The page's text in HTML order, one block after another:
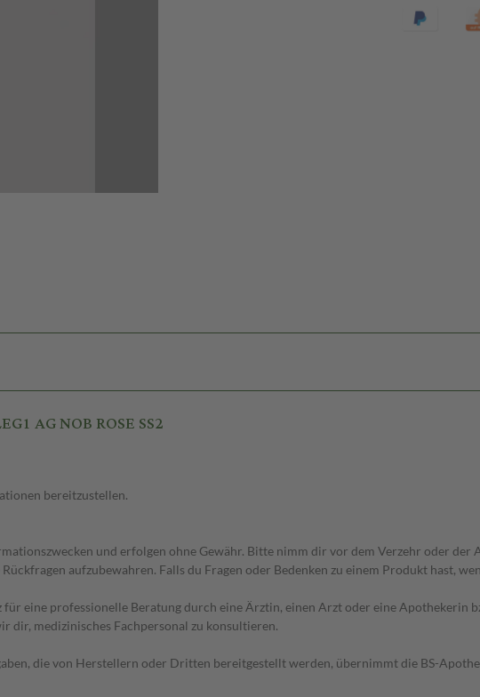
AG NOB ROSE SS2
bereitzustellen.
und erfolgen ohne Gewähr. Bitte nimm dir vor dem Verzehr oder
aufzubewahren. Falls du Fragen oder Bedenken zu einem Produkt hast,
eine professionelle Beratung durch eine Ärztin, einen Arzt oder eine Apothekerin
dir, medizinisches Fachpersonal zu konsultieren.
die von Herstellern oder Dritten bereitgestellt werden, übernimmt die BS-